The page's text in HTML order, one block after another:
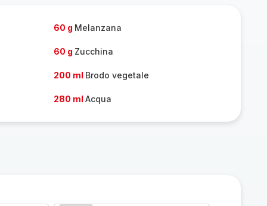
60 g Melanzana
60 g Zucchina
200 ml Brodo vegetale
280 ml Acqua